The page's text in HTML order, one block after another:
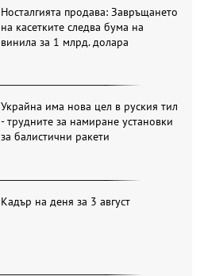
Носталгията продава: Завръщането
на касетките следва бума на
винила за 1 млрд. долара
Украйна има нова цел в руския тил
- трудните за намиране установки
за балистични ракети
Кадър на деня за 3 август